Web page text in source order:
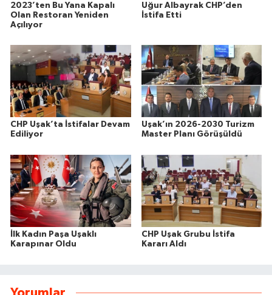
2023’ten Bu Yana Kapalı
Olan Restoran Yeniden
Açılıyor
Uğur Albayrak CHP’den
İstifa Etti
CHP Uşak’ta İstifalar Devam
Ediliyor
Uşak’ın 2026-2030 Turizm
Master Planı Görüşüldü
İlk Kadın Paşa Uşaklı
Karapınar Oldu
CHP Uşak Grubu İstifa
Kararı Aldı